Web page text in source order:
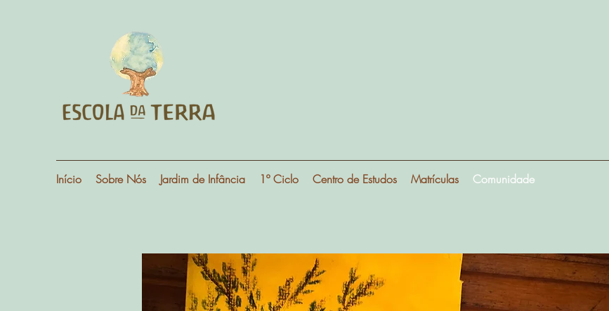
Início Sobre Nós Jardim de Infância 1º Ciclo Centro de Estudos Matrículas Comunidade